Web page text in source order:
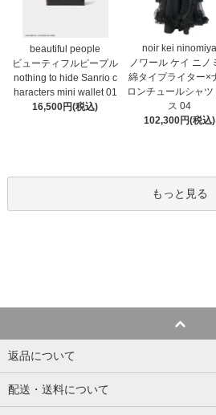
beautiful people
ビューティフルピープル
nothing to hide Sanrio c
haracters mini wallet⁠ 01
16,500円(税込)
noir kei ninomiya
ノワール ケイ ニノ
綿タイプライター×
ロンチュールシャツ
ス 04
102,300円(税込)
もっと見る
返品について
配送・送料について